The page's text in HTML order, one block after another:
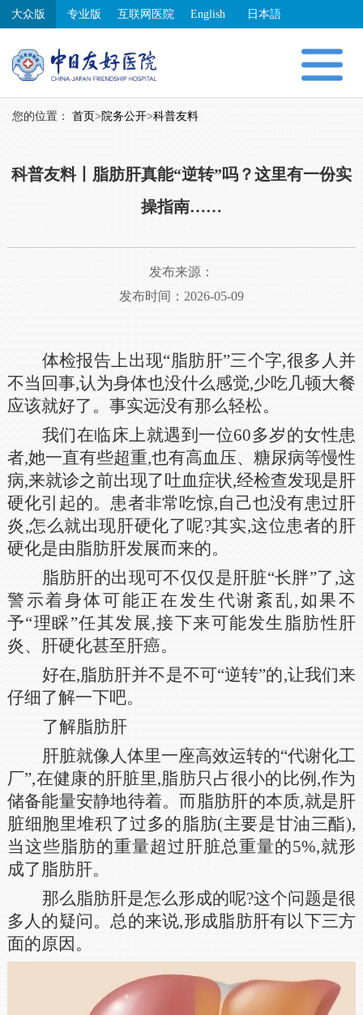
大众版 专业版 互联网医院 English 日本語
您的位置： 首页> 院务公开>科普友料
科普友料丨脂肪肝真能“逆转”吗？这里有一份实
操指南……
发布来源：
发布时间：2026-05-09
体检报告上出现“脂肪肝”三个字,很多人并
不当回事,认为身体也没什么感觉,少吃几顿大餐
应该就好了。事实远没有那么轻松。
我们在临床上就遇到一位60多岁的女性患
者,她一直有些超重,也有高血压、糖尿病等慢性
病,来就诊之前出现了吐血症状,经检查发现是肝
硬化引起的。患者非常吃惊,自己也没有患过肝
炎,怎么就出现肝硬化了呢?其实,这位患者的肝
硬化是由脂肪肝发展而来的。
脂肪肝的出现可不仅仅是肝脏“长胖”了,这
警示着身体可能正在发生代谢紊乱,如果不
予“理睬”任其发展,接下来可能发生脂肪性肝
炎、肝硬化甚至肝癌。
好在,脂肪肝并不是不可“逆转”的,让我们来
仔细了解一下吧。
了解脂肪肝
肝脏就像人体里一座高效运转的“代谢化工
厂”,在健康的肝脏里,脂肪只占很小的比例,作为
储备能量安静地待着。而脂肪肝的本质,就是肝
脏细胞里堆积了过多的脂肪(主要是甘油三酯),
当这些脂肪的重量超过肝脏总重量的5%,就形
成了脂肪肝。
那么脂肪肝是怎么形成的呢?这个问题是很
多人的疑问。总的来说,形成脂肪肝有以下三方
面的原因。